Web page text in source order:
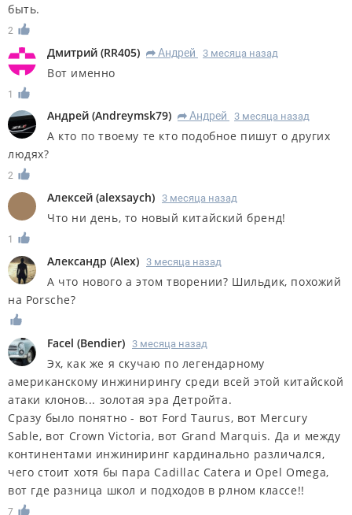
быть.
2
Дмитрий (RR405) R Андрей 3 месяца назад
Вот именно
1
Андрей (Andreymsk79) R Андрей 3 месяца назад
А кто по твоему те кто подобное пишут о других
людях?
2
Алексей (alexsaych) 3 месяца назад
Что ни день, то новый китайский бренд!
1
Александр (AIex) 3 месяца назад
А что нового а этом творении? Шильдик, похожий
на Porsche?
Facel (Bendier) 3 месяца назад
Эх, как же я скучаю по легендарному
американскому инжинирингу среди всей этой китайской
атаки клонов... золотая эра Детройта.
Сразу было понятно - вот Ford Taurus, вот Mercury
Sable, вот Crown Victoria, вот Grand Marquis. Да и между
континентами инжиниринг кардинально различался,
чего стоит хотя бы пара Cadillac Catera и Opel Omega,
вот где разница школ и подходов в рлном классе!!
7